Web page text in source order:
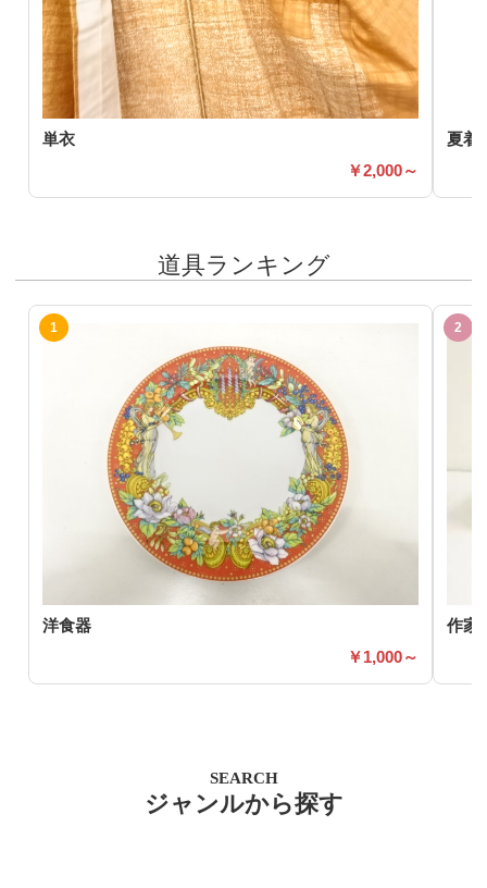
単衣
2,000～
夏着
道具ランキング
洋食器
1,000～
作家
SEARCH
ジャンルから探す